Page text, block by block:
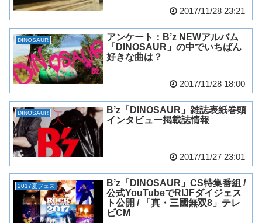
2017/11/28 23:21
DINOSAUR
アンケート：B’z NEWアルバム
「DINOSAUR」の中でいちばん
好きな曲は？
2017/11/28 18:00
DINOSAUR
B’z「DINOSAUR」雑誌表紙巻頭
インタビュー掲載誌情報
2017/11/27 23:01
2017夏フェス
B’z「DINOSAUR」CS特集番組 /
公式YouTubeでRIJFダイジェス
ト公開 / 「真・三國無双8」テレ
ビCM